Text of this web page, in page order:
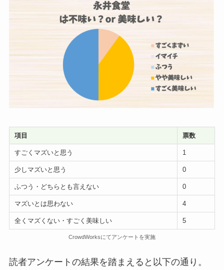
項目 票数
すごくマズいと思う 1
少しマズいと思う 0
ふつう・どちらとも言えない 0
マズいとは思わない 4
全くマズくない・すごく美味しい 5
CrowdWorksにてアンケートを実施
読者アンケートの結果を踏まえると以下の通り。